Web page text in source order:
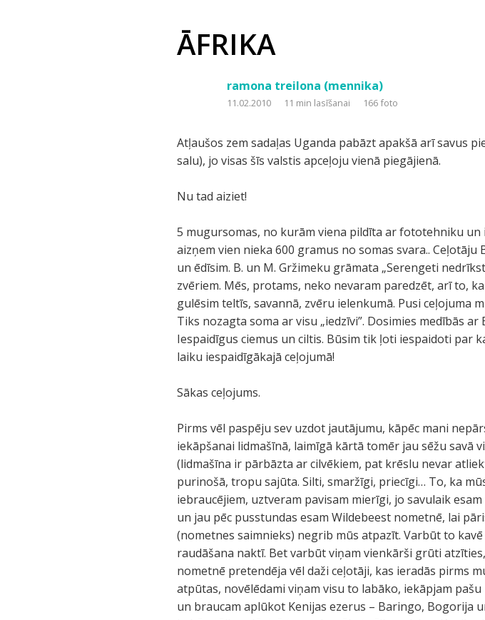
ĀFRIKA
ramona treilona (mennika)
11.02.2010 11 min lasīšanai 166 foto
Atļaušos zem sadaļas Uganda pabāzt apakšā arī savus
salu), jo visas šīs valstis apceļoju vienā piegājienā.
Nu tad aiziet!
5 mugursomas, no kurām viena pildīta ar fototehniku un
aizņem vien nieka 600 gramus no somas svara..
un ēdīsim. B. un M. Gržimeku grāmata „Serengeti
zvēriem. Mēs, protams, neko nevaram paredzēt, arī to,
gulēsim teltīs, savannā, zvēru ielenkumā. Pusi ceļojuma
Tiks nozagta soma ar visu „iedzīvi”. Dosimies medībās
Iespaidīgus ciemus un ciltis. Būsim tik ļoti iespaidoti par
laiku iespaidīgākajā ceļojumā!
Sākas ceļojums.
Pirms vēl paspēju sev uzdot jautājumu, kāpēc mani
iekāpšanai lidmašīnā, laimīgā kārtā tomēr jau sēžu savā
(lidmašīna ir pārbāzta ar cilvēkiem, pat krēslu nevar
purinošā, tropu sajūta. Silti, smaržīgi, priecīgi… To, ka
iebraucējiem, uztveram pavisam mierīgi, jo savulaik
un jau pēc pusstundas esam Wildebeest nometnē, lai
(nometnes saimnieks) negrib mūs atpazīt. Varbūt to
raudāšana naktī. Bet varbūt viņam vienkārši grūti
nometnē pretendēja vēl daži ceļotāji, kas ieradās pirms
atpūtas, novēlēdami viņam visu to labāko, iekāpjam
un braucam aplūkot Kenijas ezerus – Baringo, Bogorija